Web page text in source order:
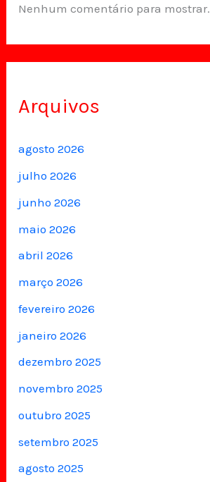
Nenhum comentário para mostrar.
Arquivos
agosto 2026
julho 2026
junho 2026
maio 2026
abril 2026
março 2026
fevereiro 2026
janeiro 2026
dezembro 2025
novembro 2025
outubro 2025
setembro 2025
agosto 2025